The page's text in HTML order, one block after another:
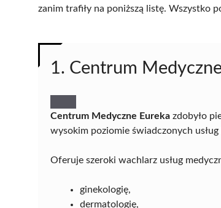
zanim trafiły na poniższą listę. Wszystko
1. Centrum
Centrum Medyczne Eureka zdobyło
wysokim poziomie świadczonych
Oferuje szeroki wachlarz usług
ginekologię,
dermatologię,